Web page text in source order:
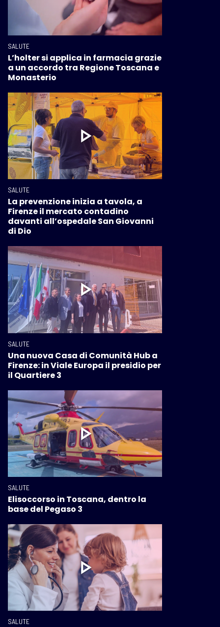
SALUTE
L’holter si applica in farmacia grazie
a un accordo tra Regione Toscana e
Monasterio
SALUTE
La prevenzione inizia a tavola, a
Firenze il mercato contadino
davanti all’ospedale San Giovanni
di Dio
SALUTE
Una nuova Casa di Comunità Hub a
Firenze: in Viale Europa il presidio per
il Quartiere 3
SALUTE
Elisoccorso in Toscana, dentro la
base del Pegaso 3
SALUTE